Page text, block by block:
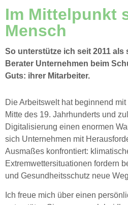
Im Mittelpunkt
Mensch
So unterstütze ich seit 2011
Berater Unternehmen beim
Guts: ihrer Mitarbeiter.
Die Arbeitswelt hat beginnend
Mitte des 19. Jahrhunderts und
Digitalisierung einen enormen
sich Unternehmen mit
Ausmaßes konfrontiert:
Extremwettersituationen fordern
und Gesundheitsschutz neue
Ich freue mich über einen